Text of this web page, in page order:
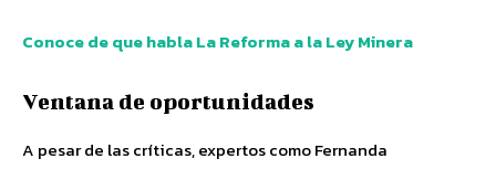
Conoce de que habla La Reforma a la Ley Minera
Ventana de oportunidades
A pesar de las críticas, expertos como Fernanda